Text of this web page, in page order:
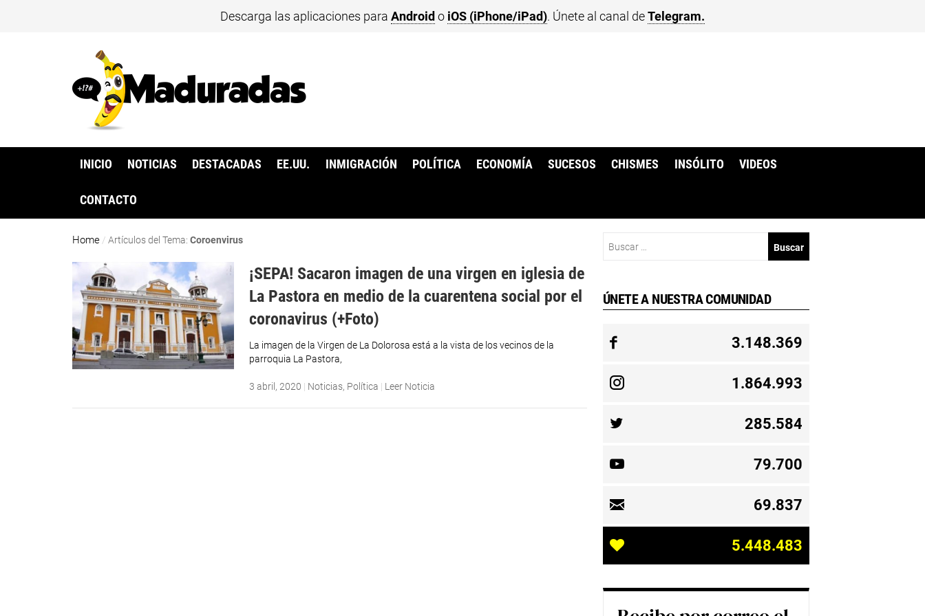
Descarga las aplicaciones para Android o iOS (iPhone/iPad). Únete al canal deTelegram.
INICIO NOTICIAS DESTACADAS EE.UU. INMIGRACIÓN POLÍTICA ECONOMÍA SUCESOS CHISMES INSÓLITO VIDEOS
CONTACTO
Home /Artículos del Tema:Coroenvirus
¡SEPA! Sacaron imagen de una virgen en iglesia de
La Pastora en medio de la cuarentena social por el
coronavirus (+Foto)
La imagen de la Virgen de La Dolorosa está a la vista de los vecinos de la
parroquia La Pastora,
3 abril, 2020 | Noticias, Política | Leer Noticia
ÚNETE A NUESTRA COMUNIDAD
3.148.369
1.864.993
285.584
79.700
69.837
5.448.483